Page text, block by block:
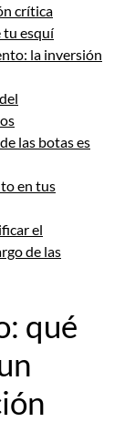
crítica
tu esquí
la inversión
las botas es
en tus
el
de las
qué